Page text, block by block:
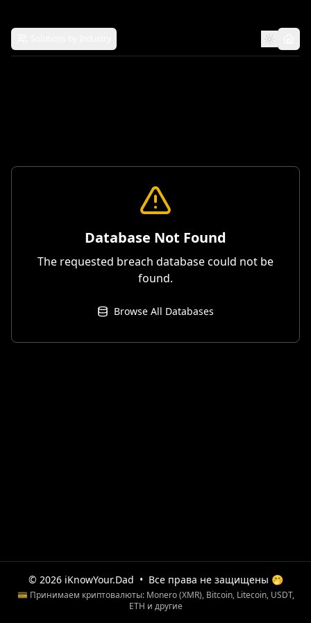
Database Not Found
The requested breach database could not be
found.
Browse All Databases
© 2026 iKnowYour.Dad • Все права не защищены 🤭
💳 Принимаем криптовалюты: Monero (XMR), Bitcoin, Litecoin, USDT,
ETH и другие